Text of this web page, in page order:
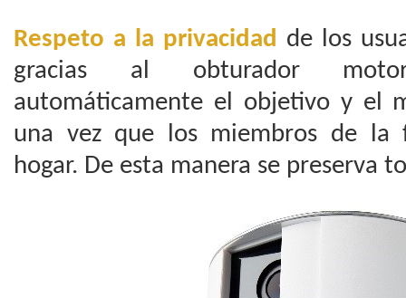
Respeto a la privacidad de los
gracias al obturador
automáticamente el objetivo y el
una vez que los miembros de la
hogar. De esta manera se preserva